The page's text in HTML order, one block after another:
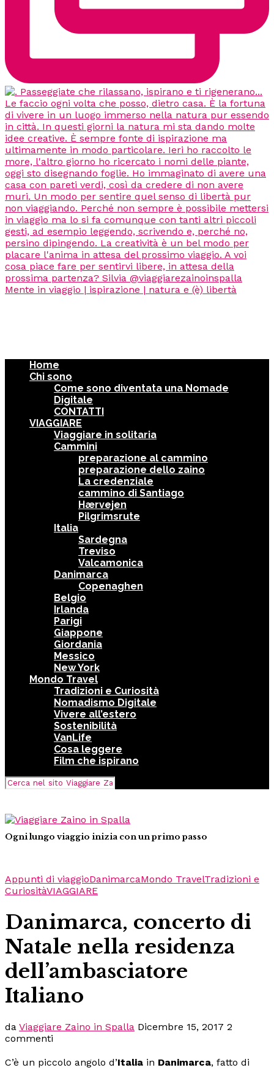
Home
Chi sono
Come sono diventata una Nomade
Digitale
CONTATTI
VIAGGIARE
Viaggiare in solitaria
Cammini
preparazione al cammino
preparazione dello zaino
La credenziale
cammino di Santiago
Hærvejen
Pilgrimsrute
Italia
Sardegna
Treviso
Valcamonica
Danimarca
Copenaghen
Belgio
Irlanda
Parigi
Giappone
Giordania
Messico
New York
Mondo Travel
Tradizioni e Curiosità
Nomadismo Digitale
Vivere all’estero
Sostenibilità
VanLife
Cosa leggere
Film che ispirano
Ogni lungo viaggio inizia con un primo passo
Appunti di viaggioDanimarcaMondo TravelTradizioni e
CuriositàVIAGGIARE
Danimarca, concerto di
Natale nella residenza
dell’ambasciatore
Italiano
da Viaggiare Zaino in Spalla Dicembre 15, 2017 2
commenti
C’è un piccolo angolo d’Italia in Danimarca, fatto di